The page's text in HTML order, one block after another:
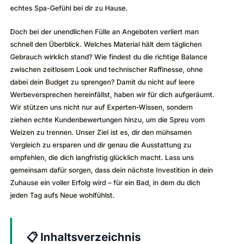
echtes Spa-Gefühl bei dir zu Hause.
Doch bei der unendlichen Fülle an Angeboten verliert man
schnell den Überblick. Welches Material hält dem täglichen
Gebrauch wirklich stand? Wie findest du die richtige Balance
zwischen zeitlosem Look und technischer Raffinesse, ohne
dabei dein Budget zu sprengen? Damit du nicht auf leere
Werbeversprechen hereinfällst, haben wir für dich aufgeräumt.
Wir stützen uns nicht nur auf Experten-Wissen, sondern
ziehen echte Kundenbewertungen hinzu, um die Spreu vom
Weizen zu trennen. Unser Ziel ist es, dir den mühsamen
Vergleich zu ersparen und dir genau die Ausstattung zu
empfehlen, die dich langfristig glücklich macht. Lass uns
gemeinsam dafür sorgen, dass dein nächste Investition in dein
Zuhause ein voller Erfolg wird – für ein Bad, in dem du dich
jeden Tag aufs Neue wohlfühlst.
📋 Inhaltsverzeichnis